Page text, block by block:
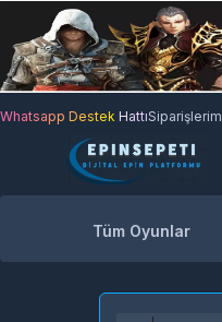
Whatsapp Destek HattıSiparişlerim
Tüm Oyunlar